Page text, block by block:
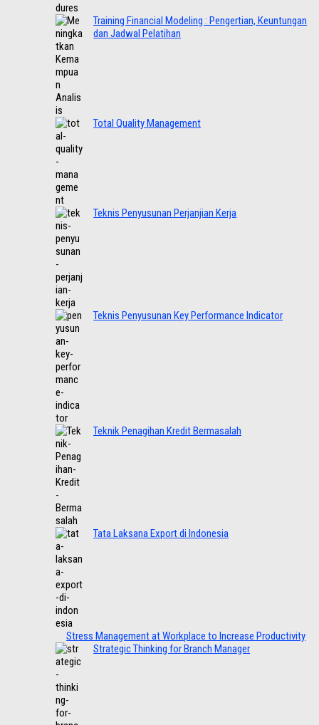
Training Financial Modeling : Pengertian, Keuntungan
dan Jadwal Pelatihan
Total Quality Management
Teknis Penyusunan Perjanjian Kerja
Teknis Penyusunan Key Performance Indicator
Teknik Penagihan Kredit Bermasalah
Tata Laksana Export di Indonesia
Stress Management at Workplace to Increase Productivity
Strategic Thinking for Branch Manager